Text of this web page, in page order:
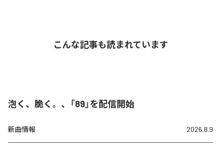
こんな記事も読まれています
泡く、脆く。、「89」を配信開始
新曲情報 2026.8.9